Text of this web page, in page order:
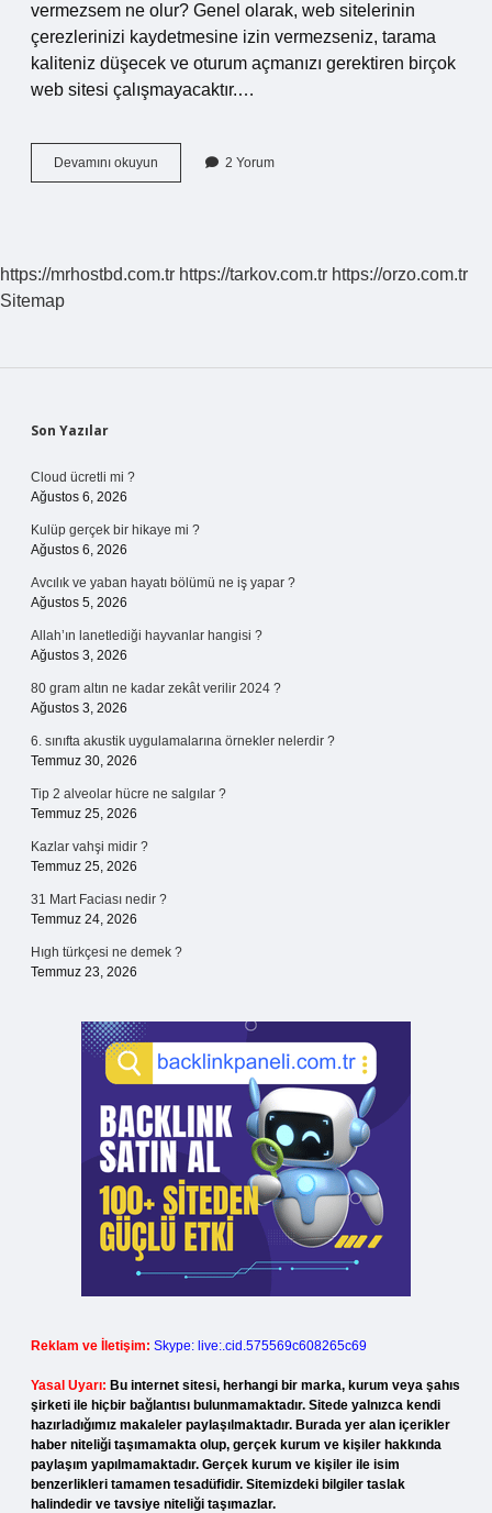
vermezsem ne olur? Genel olarak, web sitelerinin
çerezlerinizi kaydetmesine izin vermezseniz, tarama
kaliteniz düşecek ve oturum açmanızı gerektiren birçok
web sitesi çalışmayacaktır.…
Devamını okuyun
Politikası
2 Yorum
https://mrhostbd.com.tr https://tarkov.com.tr https://orzo.com.tr
Sitemap
Sidebar
Son Yazılar
Cloud ücretli mi ?
Ağustos 6, 2026
Kulüp gerçek bir hikaye mi ?
Ağustos 6, 2026
Avcılık ve yaban hayatı bölümü ne iş yapar ?
Ağustos 5, 2026
Allah’ın lanetlediği hayvanlar hangisi ?
Ağustos 3, 2026
80 gram altın ne kadar zekât verilir 2024 ?
Ağustos 3, 2026
6. sınıfta akustik uygulamalarına örnekler nelerdir ?
Temmuz 30, 2026
Tip 2 alveolar hücre ne salgılar ?
Temmuz 25, 2026
Kazlar vahşi midir ?
Temmuz 25, 2026
31 Mart Faciası nedir ?
Temmuz 24, 2026
Hıgh türkçesi ne demek ?
Temmuz 23, 2026
Reklam ve İletişim: Skype: live:.cid.575569c608265c69
Yasal Uyarı: Bu internet sitesi, herhangi bir marka, kurum veya şahıs
şirketi ile hiçbir bağlantısı bulunmamaktadır. Sitede yalnızca kendi
hazırladığımız makaleler paylaşılmaktadır. Burada yer alan içerikler
haber niteliği taşımamakta olup, gerçek kurum ve kişiler hakkında
paylaşım yapılmamaktadır. Gerçek kurum ve kişiler ile isim
benzerlikleri tamamen tesadüfidir. Sitemizdeki bilgiler taslak
halindedir ve tavsiye niteliği taşımazlar.